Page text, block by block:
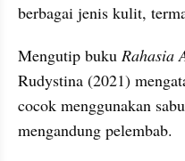
berbagai jenis kulit,
Mengutip buku Rahasia
Rudystina (2021)
cocok menggunakan
mengandung pelembab.